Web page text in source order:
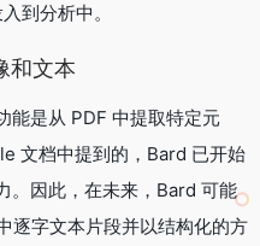
到分析中。
和文本
能是从 PDF 中提取特定元
文档中提到的，Bard 已开始
。因此，在未来，Bard 可能
逐字文本片段并以结构化的方